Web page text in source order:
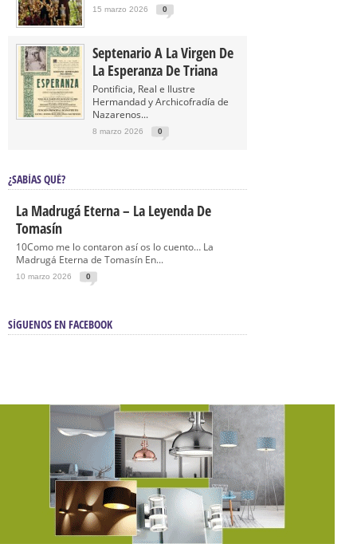
15 marzo 2026 0
Septenario A La Virgen De
La Esperanza De Triana
Pontificia, Real e Ilustre
Hermandad y Archicofradía de
Nazarenos...
8 marzo 2026 0
¿SABÍAS QUÉ?
La Madrugá Eterna – La Leyenda De
Tomasín
10Como me lo contaron así os lo cuento… La
Madrugá Eterna de Tomasín En...
10 marzo 2026 0
SÍGUENOS EN FACEBOOK